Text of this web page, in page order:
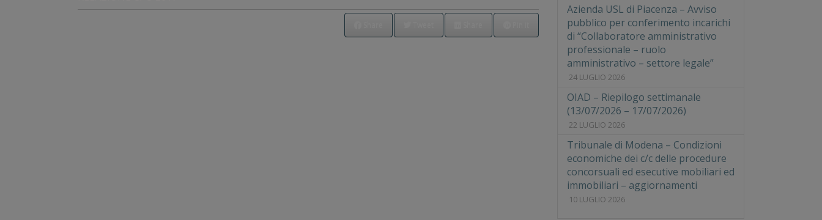
Azienda USL di Piacenza – Avviso
pubblico per conferimento incarichi
di “Collaboratore amministrativo
professionale – ruolo
amministrativo – settore legale”
24 LUGLIO 2026
OIAD – Riepilogo settimanale
(13/07/2026 – 17/07/2026)
22 LUGLIO 2026
Tribunale di Modena – Condizioni
economiche dei c/c delle procedure
concorsuali ed esecutive mobiliari ed
immobiliari – aggiornamenti
10 LUGLIO 2026